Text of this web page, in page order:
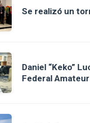
Se realizó un
Daniel “Keko”
Federal Amateur